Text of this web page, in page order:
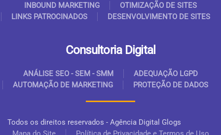
INBOUND MARKETING
OTIMIZAÇÃO DE SITES
LINKS PATROCINADOS
DESENVOLVIMENTO DE SITES
Consultoria Digital
ANÁLISE SEO - SEM - SMM
ADEQUAÇÃO LGPD
AUTOMAÇÃO DE MARKETING
PROTEÇÃO DE DADOS
Todos os direitos reservados - Agência Digital Glogs